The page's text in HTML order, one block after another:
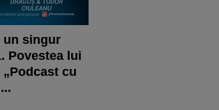
un singur
Povestea lui
cu